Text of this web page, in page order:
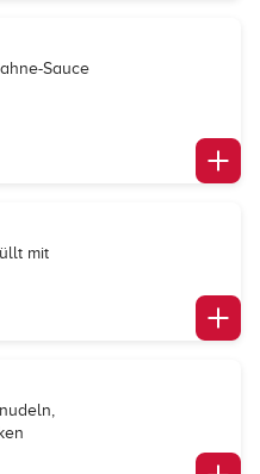
Sauce
mit